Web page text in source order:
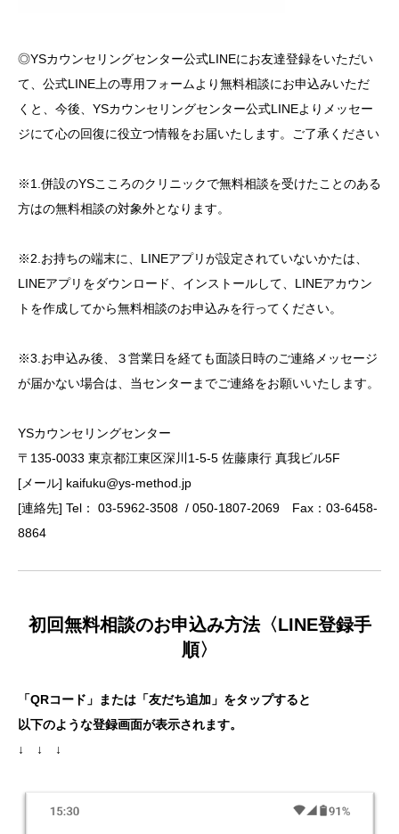
◎YSカウンセリングセンター公式LINEにお友達登録をいただい
て、公式LINE上の専用フォームより無料相談にお申込みいただ
くと、今後、YSカウンセリングセンター公式LINEよりメッセー
ジにて心の回復に役立つ情報をお届いたします。ご了承ください
※1.併設のYSこころのクリニックで無料相談を受けたことのある
方はの無料相談の対象外となります。
※2.お持ちの端末に、LINEアプリが設定されていないかたは、
LINEアプリをダウンロード、インストールして、LINEアカウン
トを作成してから無料相談のお申込みを行ってください。
※3.お申込み後、３営業日を経ても面談日時のご連絡メッセージ
が届かない場合は、当センターまでご連絡をお願いいたします。
YSカウンセリングセンター
〒135-0033 東京都江東区深川1-5-5 佐藤康行 真我ビル5F
[メール] kaifuku@ys-method.jp
[連絡先] Tel： 03-5962-3508 / 050-1807-2069 Fax：03-6458-
8864
初回無料相談のお申込み方法〈LINE登録手
順〉
「QRコード」または「友だち追加」をタップすると
以下のような登録画面が表示されます。
↓ ↓ ↓